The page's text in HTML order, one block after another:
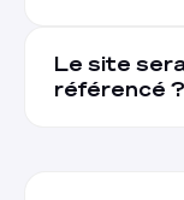
Le site
référencé ?